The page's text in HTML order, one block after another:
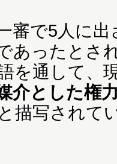
審で5人に出
あったとさ
を通して、
介とした権
描写されて